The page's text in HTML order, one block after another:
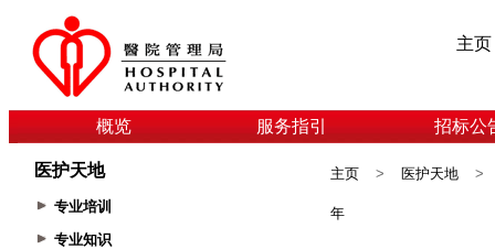
主页
概览 服务指引 招标公
医护天地
专业培训
专业知识
主页 > 医护天地 >
年